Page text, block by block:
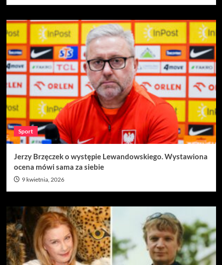
Sport
Jerzy Brzęczek o występie Lewandowskiego. Wystawiona
ocena mówi sama za siebie
9 kwietnia, 2026